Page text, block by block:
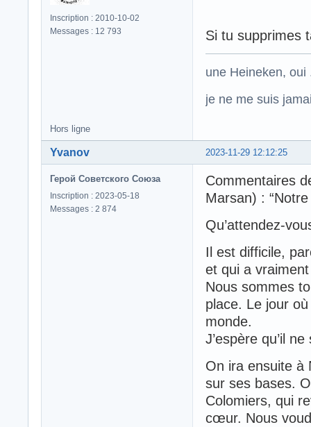
Inscription : 2010-10-02
Messages : 12 793
Si tu supprimes
une Heineken,
je ne me suis
Hors ligne
2023-11-29 12:12:25
Yvanov
Герой Советского Союза
Inscription : 2023-05-18
Messages : 2 874
Commentaires
Marsan) :
Qu’attendez-
Il est difficile,
et qui a
Nous sommes
place. Le jour où
monde.
J’espère qu’il
On ira ensuite à
sur ses bases.
Colomiers, qui
cœur. Nous